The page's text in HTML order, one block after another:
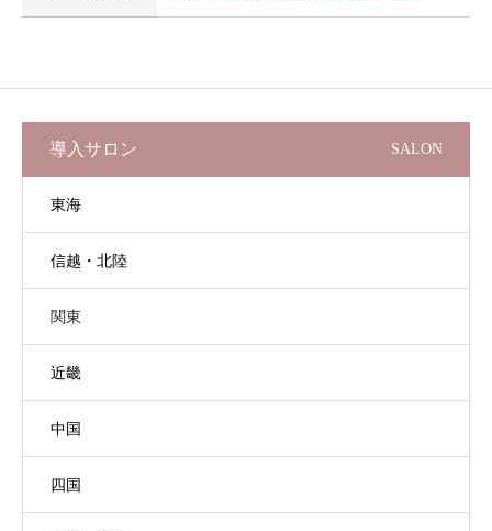
導入サロン SALON
東海
信越・北陸
関東
近畿
中国
四国